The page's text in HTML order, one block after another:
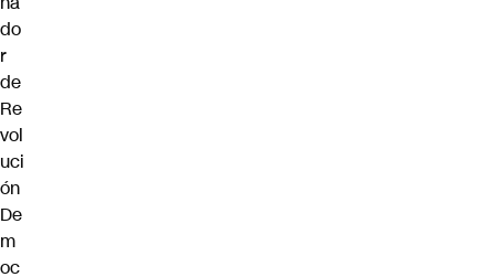
do
r
de
Re
vol
uci
ón
De
m
oc